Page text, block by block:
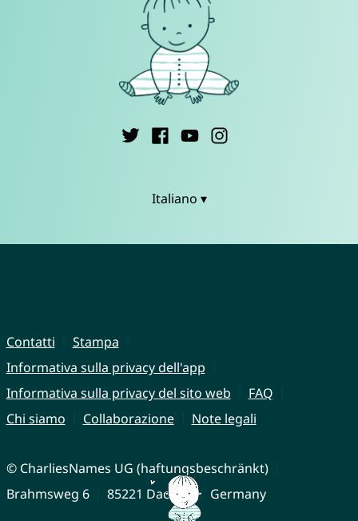
Italiano ▾
Contatti
Stampa
Informativa sulla privacy dell'app
Informativa sulla privacy del sito web
FAQ
Chi siamo
Collaborazione Note legali
© CharliesNames UG (haftungsbeschränkt)
Brahmsweg 6
85221 Dachau Germany